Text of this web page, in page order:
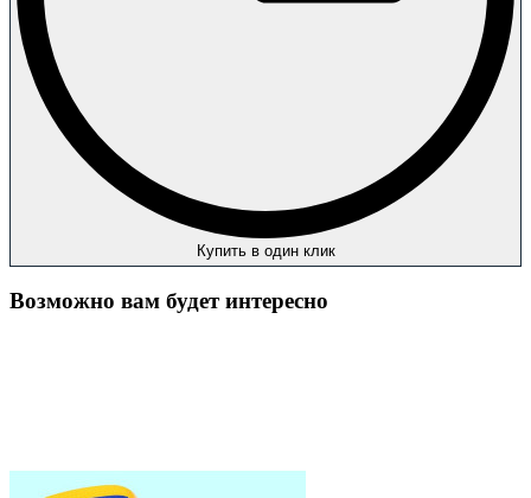
Купить в один клик
Возможно вам будет интересно